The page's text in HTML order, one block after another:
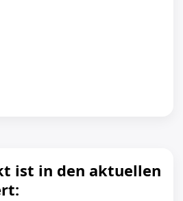
ist in den aktuellen